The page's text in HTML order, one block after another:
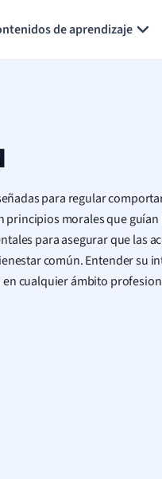
de aprendizaje
para regular
principios morales que guían
para asegurar que las
común. Entender su
cualquier ámbito